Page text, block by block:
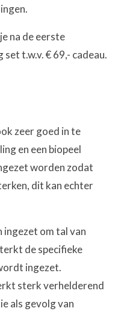
na de eerste
t.w.v. € 69,- cadeau.
zeer goed in te
en een biopeel
worden zodat
dit kan echter
om tal van
de specifieke
ingezet.
sterk verhelderend
als gevolg van